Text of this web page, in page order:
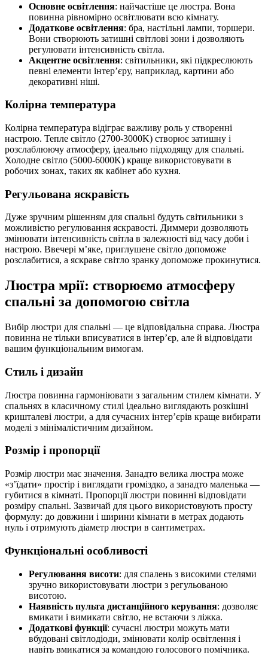
Основне освітлення: найчастіше це люстра. Вона
повинна рівномірно освітлювати всю кімнату.
Додаткове освітлення: бра, настільні лампи, торшери.
Вони створюють затишні світлові зони і дозволяють
регулювати інтенсивність світла.
Акцентне освітлення: світильники, які підкреслюють
певні елементи інтер’єру, наприклад, картини або
декоративні ніші.
Колірна температура
Колірна температура відіграє важливу роль у створенні
настрою. Тепле світло (2700-3000K) створює затишну і
розслаблюючу атмосферу, ідеально підходящу для спальні.
Холодне світло (5000-6000K) краще використовувати в
робочих зонах, таких як кабінет або кухня.
Регульована яскравість
Дуже зручним рішенням для спальні будуть світильники з
можливістю регулювання яскравості. Диммери дозволяють
змінювати інтенсивність світла в залежності від часу доби і
настрою. Ввечері м’яке, приглушене світло допоможе
розслабитися, а яскраве світло зранку допоможе прокинутися.
Люстра мрії: створюємо атмосферу
спальні за допомогою світла
Вибір люстри для спальні — це відповідальна справа. Люстра
повинна не тільки вписуватися в інтер’єр, але й відповідати
вашим функціональним вимогам.
Стиль і дизайн
Люстра повинна гармоніювати з загальним стилем кімнати. У
спальнях в класичному стилі ідеально виглядають розкішні
кришталеві люстри, а для сучасних інтер’єрів краще вибирати
моделі з мінімалістичним дизайном.
Розмір і пропорції
Розмір люстри має значення. Занадто велика люстра може
«з’їдати» простір і виглядати громіздко, а занадто маленька —
губитися в кімнаті. Пропорції люстри повинні відповідати
розміру спальні. Зазвичай для цього використовують просту
формулу: до довжини і ширини кімнати в метрах додають
нуль і отримують діаметр люстри в сантиметрах.
Функціональні особливості
Регулювання висоти: для спалень з високими стелями
зручно використовувати люстри з регульованою
висотою.
Наявність пульта дистанційного керування: дозволяє
вмикати і вимикати світло, не встаючи з ліжка.
Додаткові функції: сучасні люстри можуть мати
вбудовані світлодіоди, змінювати колір освітлення і
навіть вмикатися за командою голосового помічника.